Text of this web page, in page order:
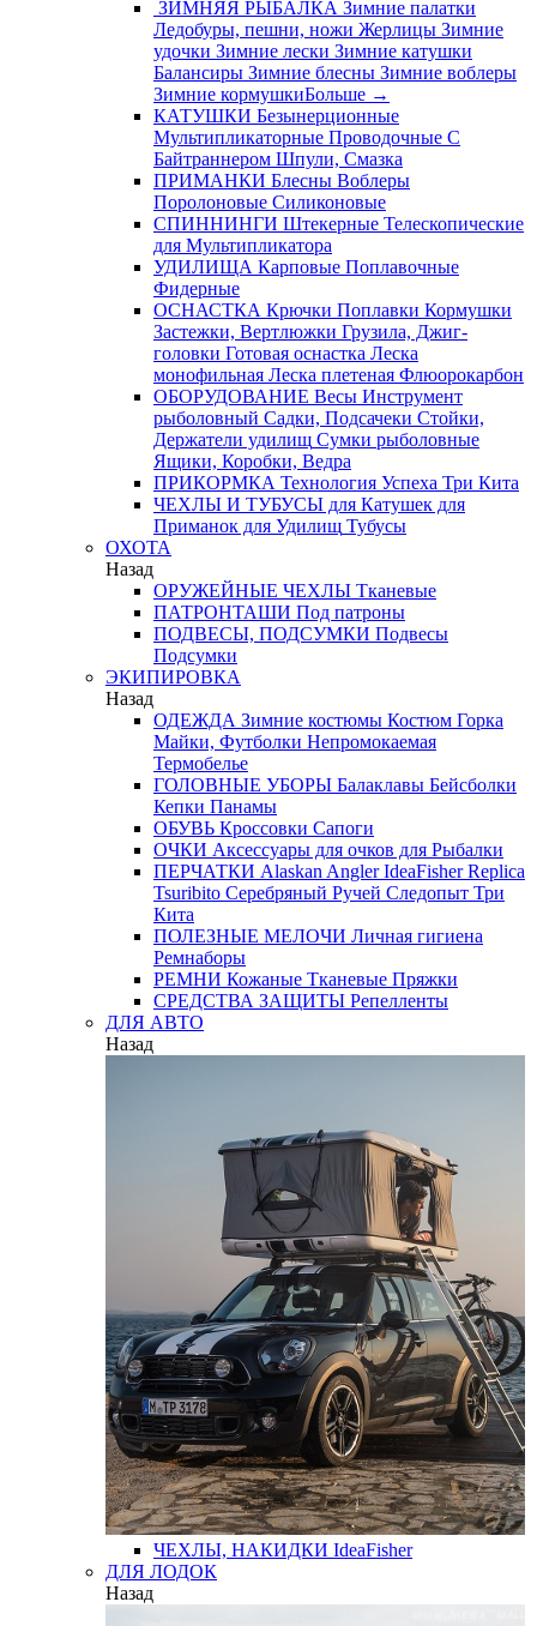
ЗИМНЯЯ РЫБАЛКА Зимние палатки
Ледобуры, пешни, ножи Жерлицы Зимние
удочки Зимние лески Зимние катушки
Балансиры Зимние блесны Зимние воблеры
Зимние кормушкиБольше →
КАТУШКИ Безынерционные
Мультипликаторные Проводочные С
Байтраннером Шпули, Смазка
ПРИМАНКИ Блесны Воблеры
Поролоновые Силиконовые
СПИННИНГИ Штекерные Телескопические
для Мультипликатора
УДИЛИЩА Карповые Поплавочные
Фидерные
ОСНАСТКА Крючки Поплавки Кормушки
Застежки, Вертлюжки Грузила, Джиг-
головки Готовая оснастка Леска
монофильная Леска плетеная Флюорокарбон
ОБОРУДОВАНИЕ Весы Инструмент
рыболовный Садки, Подсачеки Стойки,
Держатели удилищ Сумки рыболовные
Ящики, Коробки, Ведра
ПРИКОРМКА Технология Успеха Три Кита
ЧЕХЛЫ И ТУБУСЫ для Катушек для
Приманок для Удилищ Тубусы
ОХОТА
Назад
ОРУЖЕЙНЫЕ ЧЕХЛЫ Тканевые
ПАТРОНТАШИ Под патроны
ПОДВЕСЫ, ПОДСУМКИ Подвесы
Подсумки
ЭКИПИРОВКА
Назад
ОДЕЖДА Зимние костюмы Костюм Горка
Майки, Футболки Непромокаемая
Термобелье
ГОЛОВНЫЕ УБОРЫ Балаклавы Бейсболки
Кепки Панамы
ОБУВЬ Кроссовки Сапоги
ОЧКИ Аксессуары для очков для Рыбалки
ПЕРЧАТКИ Alaskan AnglerIdeaFisherReplica
Tsuribito Серебряный Ручей Следопыт Три
Кита
ПОЛЕЗНЫЕ МЕЛОЧИ Личная гигиена
Ремнаборы
РЕМНИ Кожаные Тканевые Пряжки
СРЕДСТВА ЗАЩИТЫ Репелленты
ДЛЯ АВТО
Назад
ЧЕХЛЫ, НАКИДКИ IdeaFisher
ДЛЯ ЛОДОК
Назад